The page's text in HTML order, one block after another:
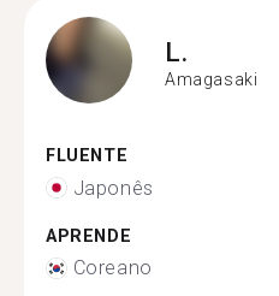
L.
Amagasaki
FLUENTE
Japonês
APRENDE
Coreano